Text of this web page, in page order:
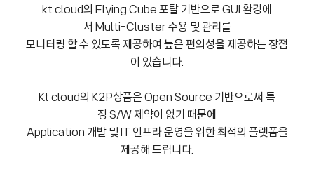
kt cloud의 Flying Cube 포탈 기반으로 GUI 환경에
서 Multi-Cluster 수용 및 관리를
모니터링 할 수 있도록 제공하여 높은 편의성을 제공하는 장점
이 있습니다.
Kt cloud의 K2P상품은 Open Source 기반으로써 특
정 S/W 제약이 없기 때문에
Application 개발 및 IT 인프라 운영을 위한 최적의 플랫폼을
제공해 드립니다.